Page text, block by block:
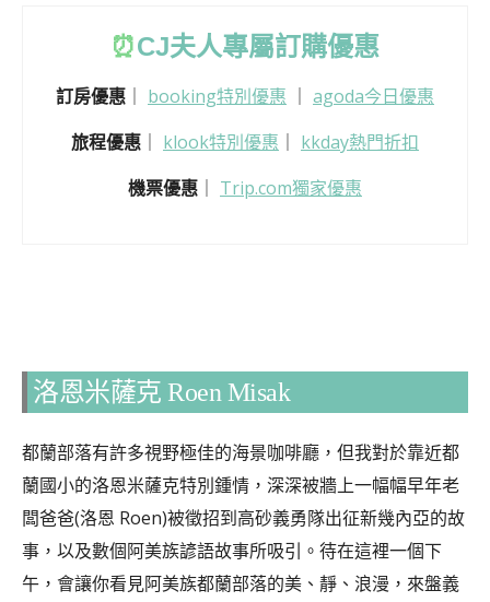
⏰CJ夫人專屬訂購優惠
訂房優惠 booking特別優惠
agoda今日優惠
旅程優惠
klook特別優惠
kkday熱門折扣
機票優惠
Trip.com獨家優惠
洛恩米薩克 Roen Misak
都蘭部落有許多視野極佳的海景咖啡廳，但我對於靠近都
蘭國小的洛恩米薩克特別鍾情，深深被牆上一幅幅早年老
闆爸爸(洛恩 Roen)被徵招到高砂義勇隊出征新幾內亞的故
事，以及數個阿美族諺語故事所吸引。待在這裡一個下
午，會讓你看見阿美族都蘭部落的美、靜、浪漫，來盤義